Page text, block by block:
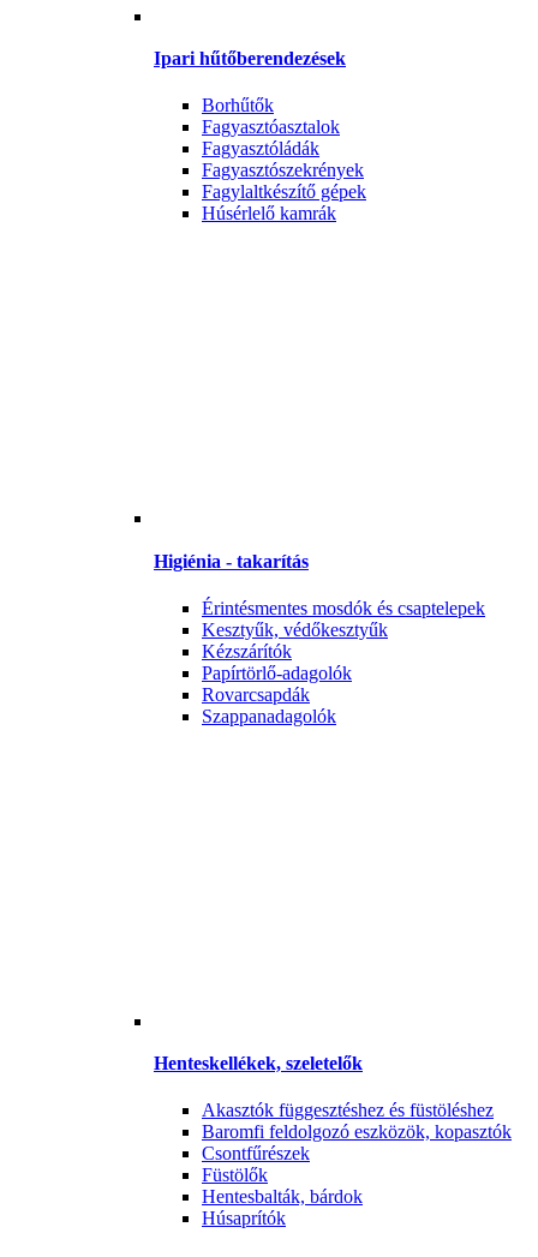
Ipari hűtőberendezések
Borhűtők
Fagyasztóasztalok
Fagyasztóládák
Fagyasztószekrények
Fagylaltkészítő gépek
Húsérlelő kamrák
Higiénia - takarítás
Érintésmentes mosdók és csaptelepek
Kesztyűk, védőkesztyűk
Kézszárítók
Papírtörlő-adagolók
Rovarcsapdák
Szappanadagolók
Henteskellékek, szeletelők
Akasztók függesztéshez és füstöléshez
Baromfi feldolgozó eszközök, kopasztók
Csontfűrészek
Füstölők
Hentesbalták, bárdok
Húsaprítók